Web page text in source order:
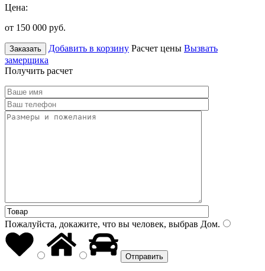
Цена:
от 150 000 руб.
Заказать Добавить в корзину Расчет цены Вызвать
замерщика
Получить расчет
Пожалуйста, докажите, что вы человек, выбрав Дом.